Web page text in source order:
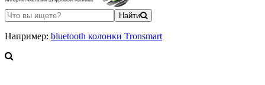
Найти
Например: bluetooth колонки Tronsmart